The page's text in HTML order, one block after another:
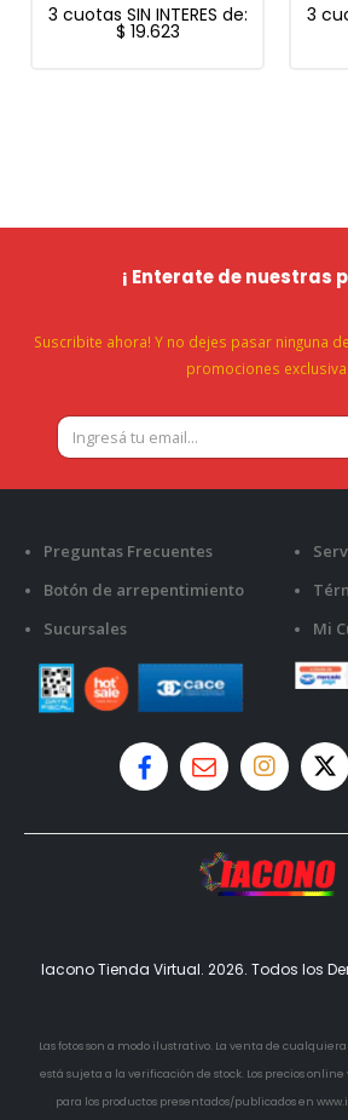
3 cuotas SIN INTERES de:
$ 19.623
3
¡ Enterate de nuestras
Suscribite ahora! Y no dejes pasar ninguna
promociones
Preguntas Frecuentes
Botón de arrepentimiento
Sucursales
Mi
Iacono Tienda Virtual. 2026. Todos los
Las fotos son a modo ilustrativo. La venta de
está sujeta a la verificación de stock. Los precios
para los productos presentados/publicados en